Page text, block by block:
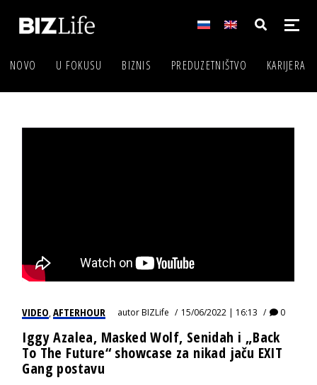
NOVO U FOKUSU BIZNIS PREDUZETNIŠTVO KARIJERA
VIDEO,AFTERHOUR autorBIZLife 15/06/2022 | 16:13 0
Iggy Azalea, Masked Wolf, Senidah i „Back
To The Future“ showcase za nikad jaču EXIT
Gang postavu